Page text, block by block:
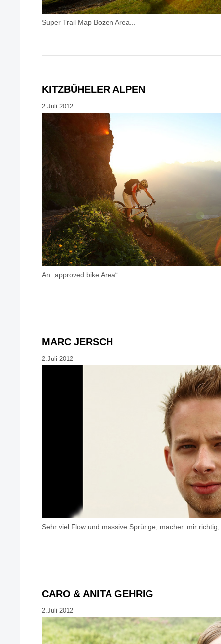
Super Trail Map Bozen Area...
KITZBÜHELER ALPEN
2.Juli 2012
An „approved bike Area“...
MARC JERSCH
2.Juli 2012
Sehr viel Flow und massive Sprünge, machen mir
CARO & ANITA GEHRIG
2.Juli 2012